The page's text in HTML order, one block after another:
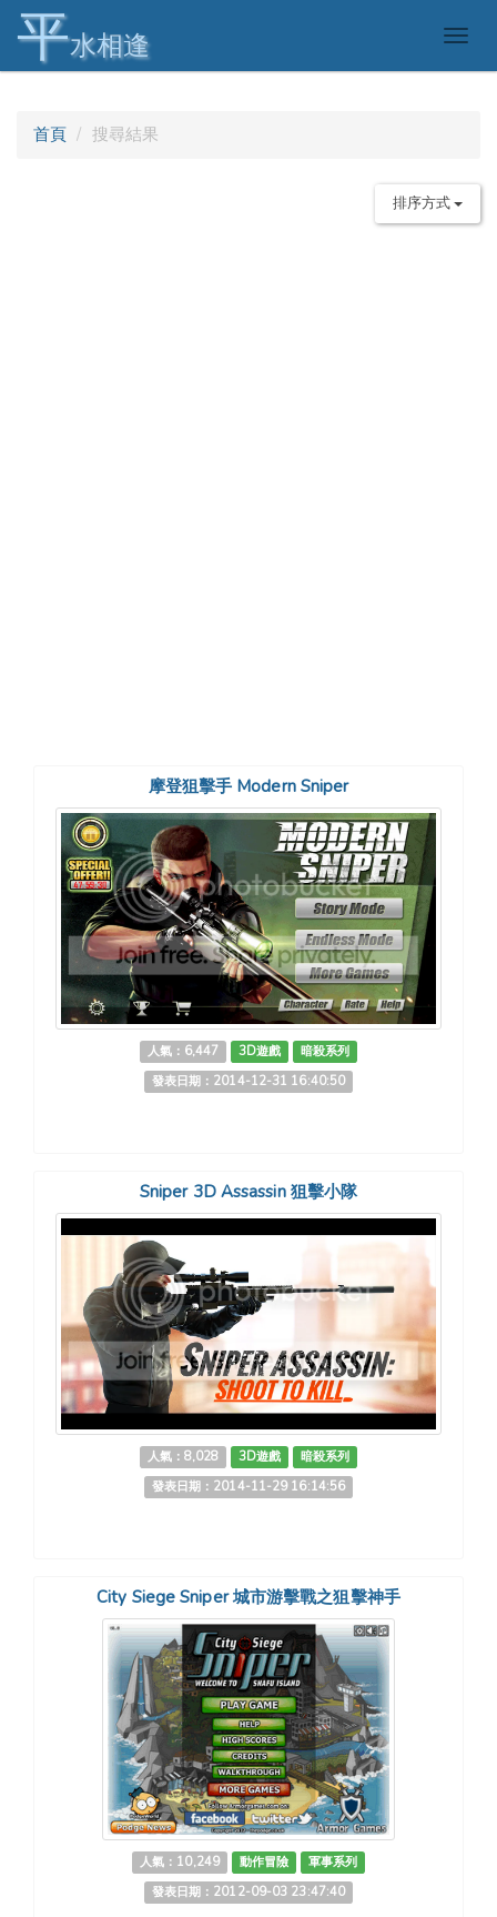
平水相逢
首頁 搜尋結果
排序方式
摩登狙擊手 Modern Sniper
人氣：6,447 3D遊戲
暗殺系列
發表日期：2014-12-31 16:40:50
Sniper 3D Assassin 狙擊小隊
人氣：8,028 3D遊戲
暗殺系列
發表日期：2014-11-29 16:14:56
City Siege Sniper 城市游擊戰之狙擊神手
人氣：10,249 動作冒險
軍事系列
發表日期：2012-09-03 23:47:40